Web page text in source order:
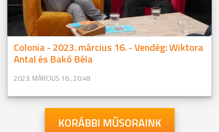
Colonia - 2023. március 16. - Vendég: Wiktora
Antal és Bakó Béla
2023. MÁRCIUS 16., 20:48
KORÁBBI MŰSORAINK